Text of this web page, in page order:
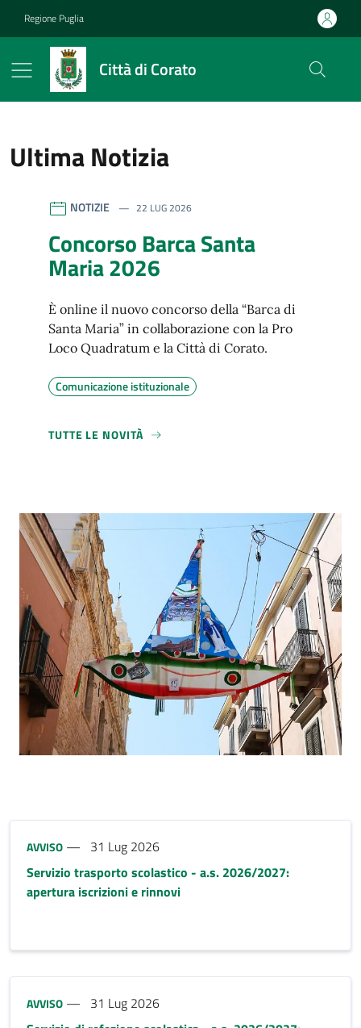
Regione Puglia
Città di Corato
riferimento blocco
Ultima Notizia
Città di Corato
Contenuti in evidenza
NOTIZIE 22 LUG 2026
Concorso Barca Santa
Maria 2026
È online il nuovo concorso della “Barca di
Santa Maria” in collaborazione con la Pro
Loco Quadratum e la Città di Corato.
Comunicazione istituzionale
TUTTE LE NOVITÀ
Tipo notizia:
AVVISO
31 Lug 2026
Servizio trasporto scolastico - a.s. 2026/2027:
apertura iscrizioni e rinnovi
Tipo notizia:
AVVISO
31 Lug 2026